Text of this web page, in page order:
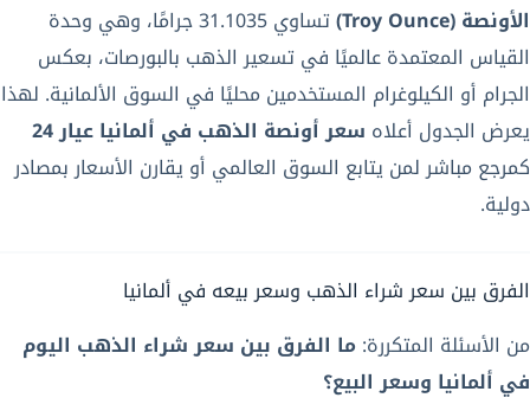
الأونصة (Troy Ounce)
تساوي 31.1035 جرامًا، وهي وحدة
القياس المعتمدة عالميًا في تسعير الذهب بالبورصات، بعكس
الجرام أو الكيلوغرام المستخدمين محليًا في السوق الألمانية. لهذا
يعرض الجدول أعلاه سعر أونصة الذهب في ألمانيا عيار 24
كمرجع مباشر لمن يتابع السوق العالمي أو يقارن الأسعار بمصادر
دولية.
الفرق بين سعر شراء الذهب وسعر بيعه في ألمانيا
من الأسئلة المتكررة: ما الفرق بين سعر شراء الذهب اليوم
في ألمانيا وسعر البيع؟